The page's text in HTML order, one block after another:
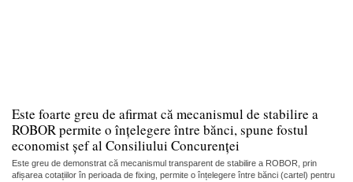
Este foarte greu de afirmat că mecanismul de stabilire a
ROBOR permite o înțelegere între bănci, spune fostul
economist șef al Consiliului Concurenței
Este greu de demonstrat că mecanismul transparent de stabilire a ROBOR, prin
afișarea cotațiilor în perioada de fixing, permite o înțelegere între bănci (cartel) pentru